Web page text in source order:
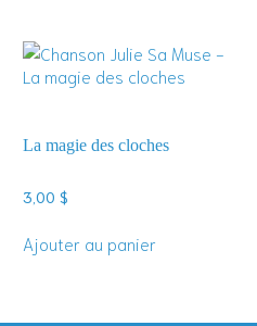
La magie des cloches
3,00$
Ajouter au panier